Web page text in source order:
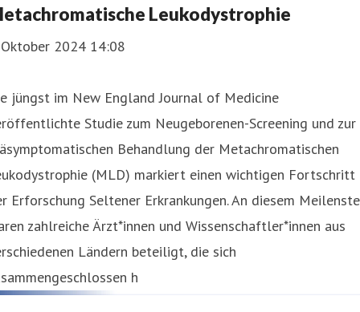
Leukodystrophie
2024 14:08
jüngst im New England Journal of Medicine
Studie zum Neugeborenen-Screening und zur
Behandlung der Metachromatischen
(MLD) markiert einen wichtigen Fortschritt
Erforschung Seltener Erkrankungen. An diesem
zahlreiche Ärzt*innen und Wissenschaftler*innen aus
Ländern beteiligt, die sich
h